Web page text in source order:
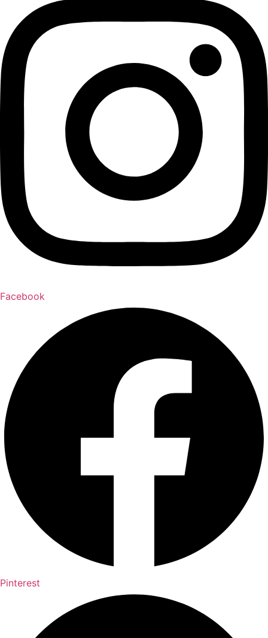
Facebook
Pinterest